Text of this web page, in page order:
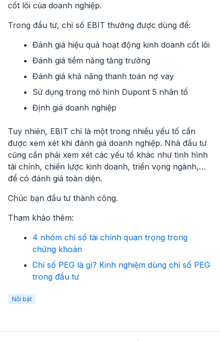
cốt lõi của doanh nghiệp.
Trong đầu tư, chỉ số EBIT thường được dùng để:
Đánh giá hiệu quả hoạt động kinh doanh cốt lõi
Đánh giá tiềm năng tăng trưởng
Đánh giá khả năng thanh toán nợ vay
Sử dụng trong mô hình Dupont 5 nhân tố
Định giá doanh nghiệp
Tuy nhiên, EBIT chỉ là một trong nhiều yếu tố cần
được xem xét khi đánh giá doanh nghiệp. Nhà đầu tư
cũng cần phải xem xét các yếu tố khác như tình hình
tài chính, chiến lược kinh doanh, triển vọng ngành,…
để có đánh giá toàn diện.
Chúc bạn đầu tư thành công.
Tham khảo thêm:
4 nhóm chỉ số tài chính quan trọng trong
chứng khoán
Chỉ số PEG là gì? Kinh nghiệm dùng chỉ số PEG
trong đầu tư
Nổi bật